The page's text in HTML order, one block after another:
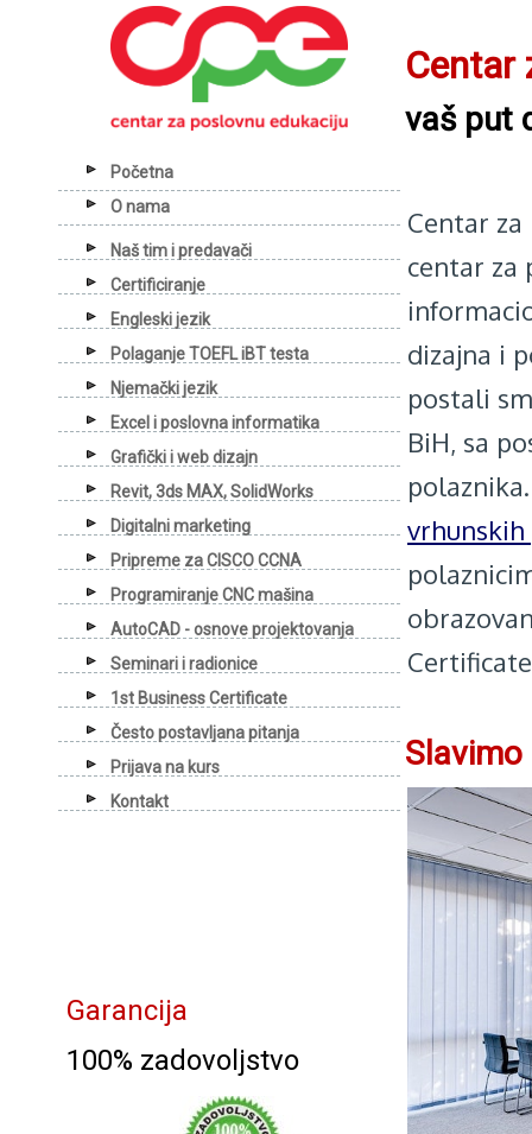
Početna
O nama
Naš tim i predavači
Certificiranje
Engleski jezik
Polaganje TOEFL iBT testa
Njemački jezik
Excel i poslovna informatika
Grafički i web dizajn
Revit, 3ds MAX, SolidWorks
Digitalni marketing
Pripreme za CISCO CCNA
Programiranje CNC mašina
AutoCAD - osnove projektovanja
Seminari i radionice
1st Business Certificate
Često postavljana pitanja
Prijava na kurs
Kontakt
Garancija
100% zadovoljstvo
Centar
vaš put
Centar
centar za
dizajna i
postali
BiH, sa